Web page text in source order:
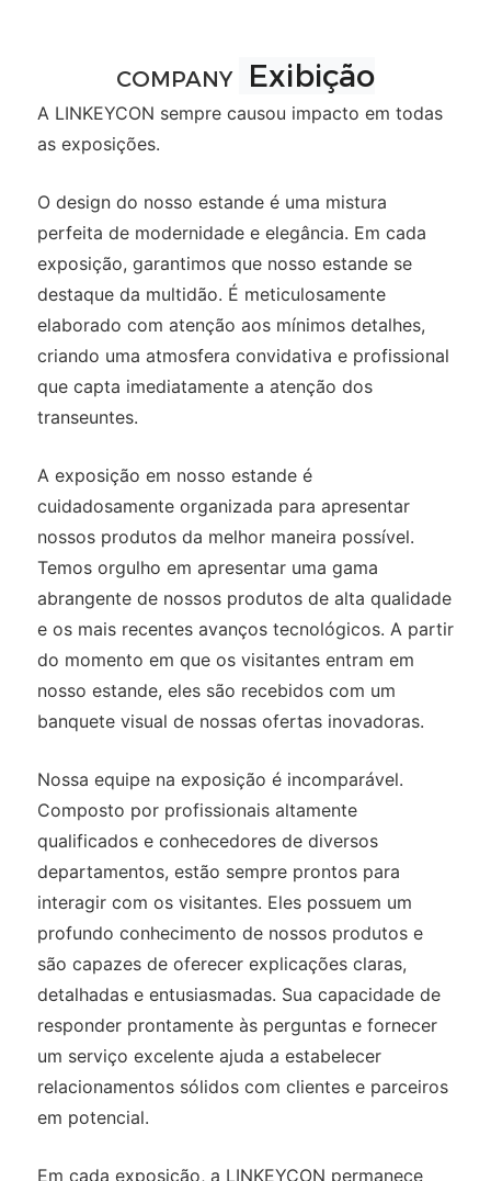
COMPANY Exibição
A LINKEYCON sempre causou impacto em todas
as exposições.
O design do nosso estande é uma mistura
perfeita de modernidade e elegância. Em cada
exposição, garantimos que nosso estande se
destaque da multidão. É meticulosamente
elaborado com atenção aos mínimos detalhes,
criando uma atmosfera convidativa e profissional
que capta imediatamente a atenção dos
transeuntes.
A exposição em nosso estande é
cuidadosamente organizada para apresentar
nossos produtos da melhor maneira possível.
Temos orgulho em apresentar uma gama
abrangente de nossos produtos de alta qualidade
e os mais recentes avanços tecnológicos. A partir
do momento em que os visitantes entram em
nosso estande, eles são recebidos com um
banquete visual de nossas ofertas inovadoras.
Nossa equipe na exposição é incomparável.
Composto por profissionais altamente
qualificados e conhecedores de diversos
departamentos, estão sempre prontos para
interagir com os visitantes. Eles possuem um
profundo conhecimento de nossos produtos e
são capazes de oferecer explicações claras,
detalhadas e entusiasmadas. Sua capacidade de
responder prontamente às perguntas e fornecer
um serviço excelente ajuda a estabelecer
relacionamentos sólidos com clientes e parceiros
em potencial.
Em cada exposição, a LINKEYCON permanece